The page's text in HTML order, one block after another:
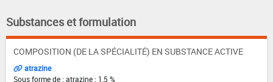
Substances et formulation
COMPOSITION (DE LA SPÉCIALITÉ) EN SUBSTANCE ACTIVE
atrazine
Sous forme de : atrazine : 1,5 %